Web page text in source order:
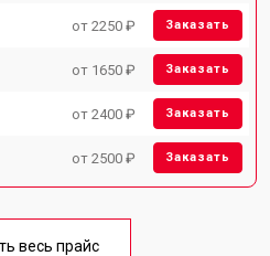
от 2250 ₽ Заказать
от 1650 ₽ Заказать
от 2400 ₽ Заказать
от 2500 ₽ Заказать
весь прайс